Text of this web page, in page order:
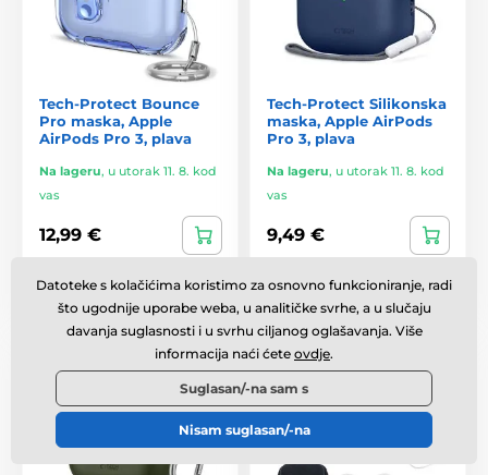
Tech-Protect Bounce
Pro maska, Apple
AirPods Pro 3, plava
Na lageru, u utorak 11. 8. kod
vas
12,99 €
Usporedba
Tech-Protect Silikonska
maska, Apple AirPods
Pro 3, plava
Na lageru, u utorak 11. 8. kod
vas
9,49 €
Usporedba
Omjer cijene i kvalitete Osnovna
Datoteke s kolačićima koristimo za osnovno funkcioniranje, radi
što ugodnije uporabe weba, u analitičke svrhe, a u slučaju
davanja suglasnosti i u svrhu ciljanog oglašavanja. Više
informacija naći ćete ovdje.
Suglasan/-na sam s
Nisam suglasan/-na